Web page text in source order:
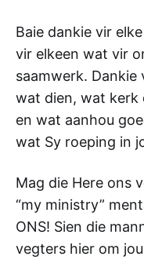
Baie dankie vir
vir elkeen wat vir
saamwerk. Dankie
wat dien, wat kerk
en wat aanhou
wat Sy roeping in
Mag die Here ons
“my ministry”
ONS! Sien die
vegters hier om